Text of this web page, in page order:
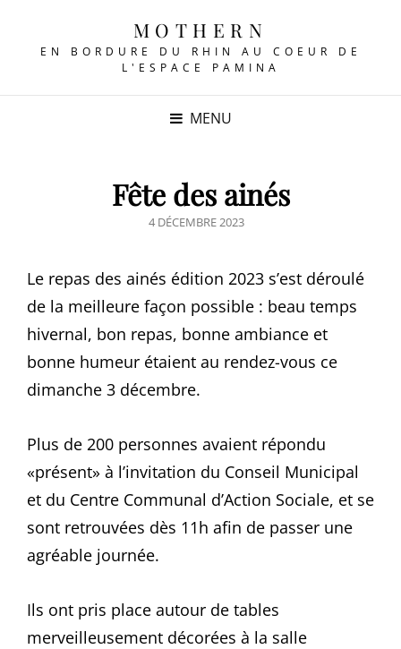
MOTHERN
EN BORDURE DU RHIN AU COEUR DE
L'ESPACE PAMINA
MENU
Fête des ainés
POSTED
4 DÉCEMBRE 2023
Le repas des ainés édition 2023 s’est déroulé
de la meilleure façon possible : beau temps
hivernal, bon repas, bonne ambiance et
bonne humeur étaient au rendez-vous ce
dimanche 3 décembre.
Plus de 200 personnes avaient répondu
«présent» à l’invitation du Conseil Municipal
et du Centre Communal d’Action Sociale, et se
sont retrouvées dès 11h afin de passer une
agréable journée.
Ils ont pris place autour de tables
merveilleusement décorées à la salle